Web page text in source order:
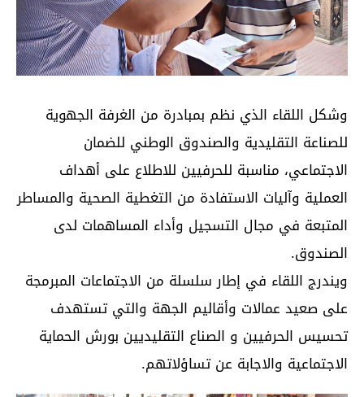
وشكل اللقاء الذي نظم بمبادرة من الغرفة الجهوية
للصناعة التقليدية والصندوق الوطني للضمان
الاجتماعي، مناسبة للحرفيين للاطلاع على أهداف
العملية وآليات الاستفادة من التغطية الصحية والمساطر
المتبعة في مجال التسجيل وأداء المساهمات لدى
الصندوق.
ويندرج اللقاء في إطار سلسلة من الاجتماعات المبرمجة
على صعيد عمالات وأقاليم الجهة والتي تستهدف
تحسيس الحرفيين و الصناع التقليديين بورش الحماية
الاجتماعية والاجابة عن تساؤلاتهم.